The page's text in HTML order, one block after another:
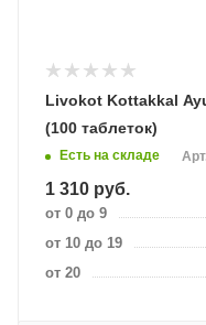
Livokot Kottakkal
(100 таблеток)
Есть на складе
1 310 руб.
от 0 до 9
от 10 до 19
от 20